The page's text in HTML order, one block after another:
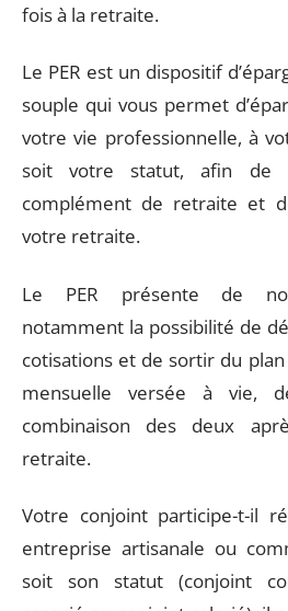
fois à la retraite.
Le PER est un dispositif
souple qui vous permet
votre vie professionnelle, à
soit votre statut, afin de
complément de retraite et
votre retraite.
Le PER présente de
notamment la possibilité de
cotisations et de sortir du
mensuelle versée à vie,
combinaison des deux
retraite.
Votre conjoint participe-t-il
entreprise artisanale ou
soit son statut (conjoint